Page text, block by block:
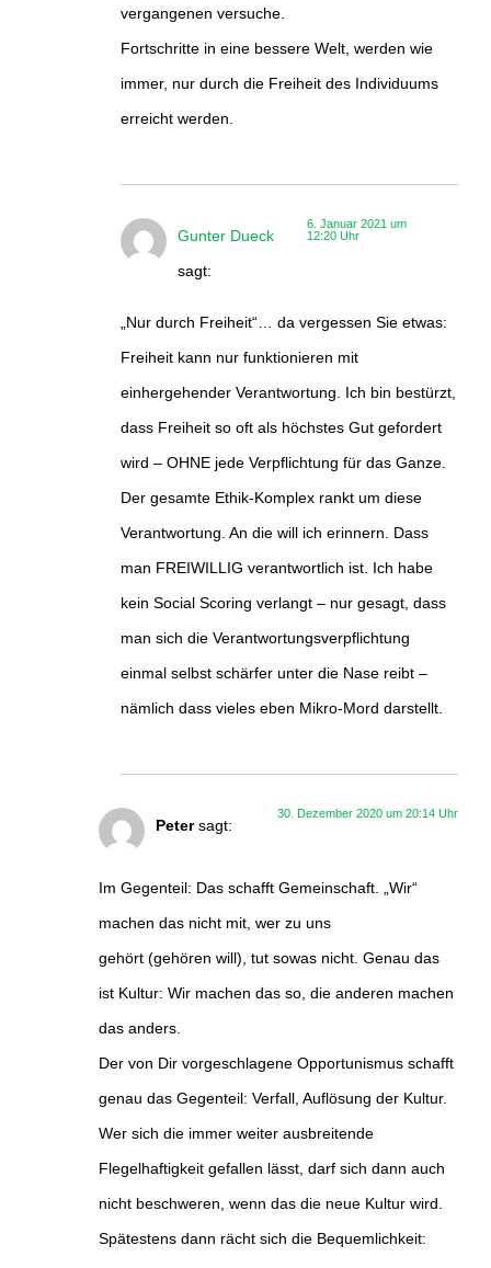
vergangenen versuche.
Fortschritte in eine bessere Welt, werden wie
immer, nur durch die Freiheit des Individuums
erreicht werden.
Gunter Dueck
sagt:
6. Januar 2021 um
12:20 Uhr
„Nur durch Freiheit“… da vergessen Sie etwas:
Freiheit kann nur funktionieren mit
einhergehender Verantwortung. Ich bin bestürzt,
dass Freiheit so oft als höchstes Gut gefordert
wird – OHNE jede Verpflichtung für das Ganze.
Der gesamte Ethik-Komplex rankt um diese
Verantwortung. An die will ich erinnern. Dass
man FREIWILLIG verantwortlich ist. Ich habe
kein Social Scoring verlangt – nur gesagt, dass
man sich die Verantwortungsverpflichtung
einmal selbst schärfer unter die Nase reibt –
nämlich dass vieles eben Mikro-Mord darstellt.
Peter sagt:
30. Dezember 2020 um 20:14 Uhr
Im Gegenteil: Das schafft Gemeinschaft. „Wir“
machen das nicht mit, wer zu uns
gehört (gehören will), tut sowas nicht. Genau das
ist Kultur: Wir machen das so, die anderen machen
das anders.
Der von Dir vorgeschlagene Opportunismus schafft
genau das Gegenteil: Verfall, Auflösung der Kultur.
Wer sich die immer weiter ausbreitende
Flegelhaftigkeit gefallen lässt, darf sich dann auch
nicht beschweren, wenn das die neue Kultur wird.
Spätestens dann rächt sich die Bequemlichkeit: